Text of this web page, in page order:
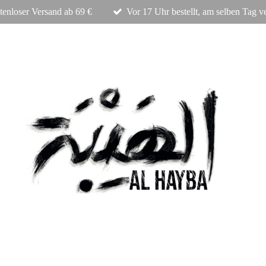
Versand ab 69 € Vor 17 Uhr bestellt, am selben Tag